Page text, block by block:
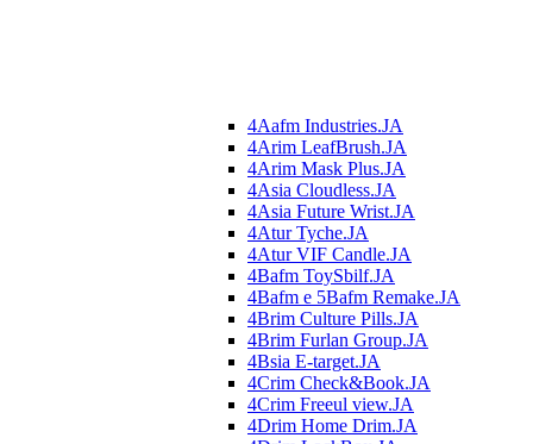
4Aafm Industries.JA
4Arim LeafBrush.JA
4Arim Mask Plus.JA
4Asia Cloudless.JA
4Asia Future Wrist.JA
4Atur Tyche.JA
4Atur VIF Candle.JA
4Bafm ToySbilf.JA
4Bafm e 5Bafm Remake.JA
4Brim Culture Pills.JA
4Brim Furlan Group.JA
4Bsia E-target.JA
4Crim Check&Book.JA
4Crim Freeul view.JA
4Drim Home Drim.JA